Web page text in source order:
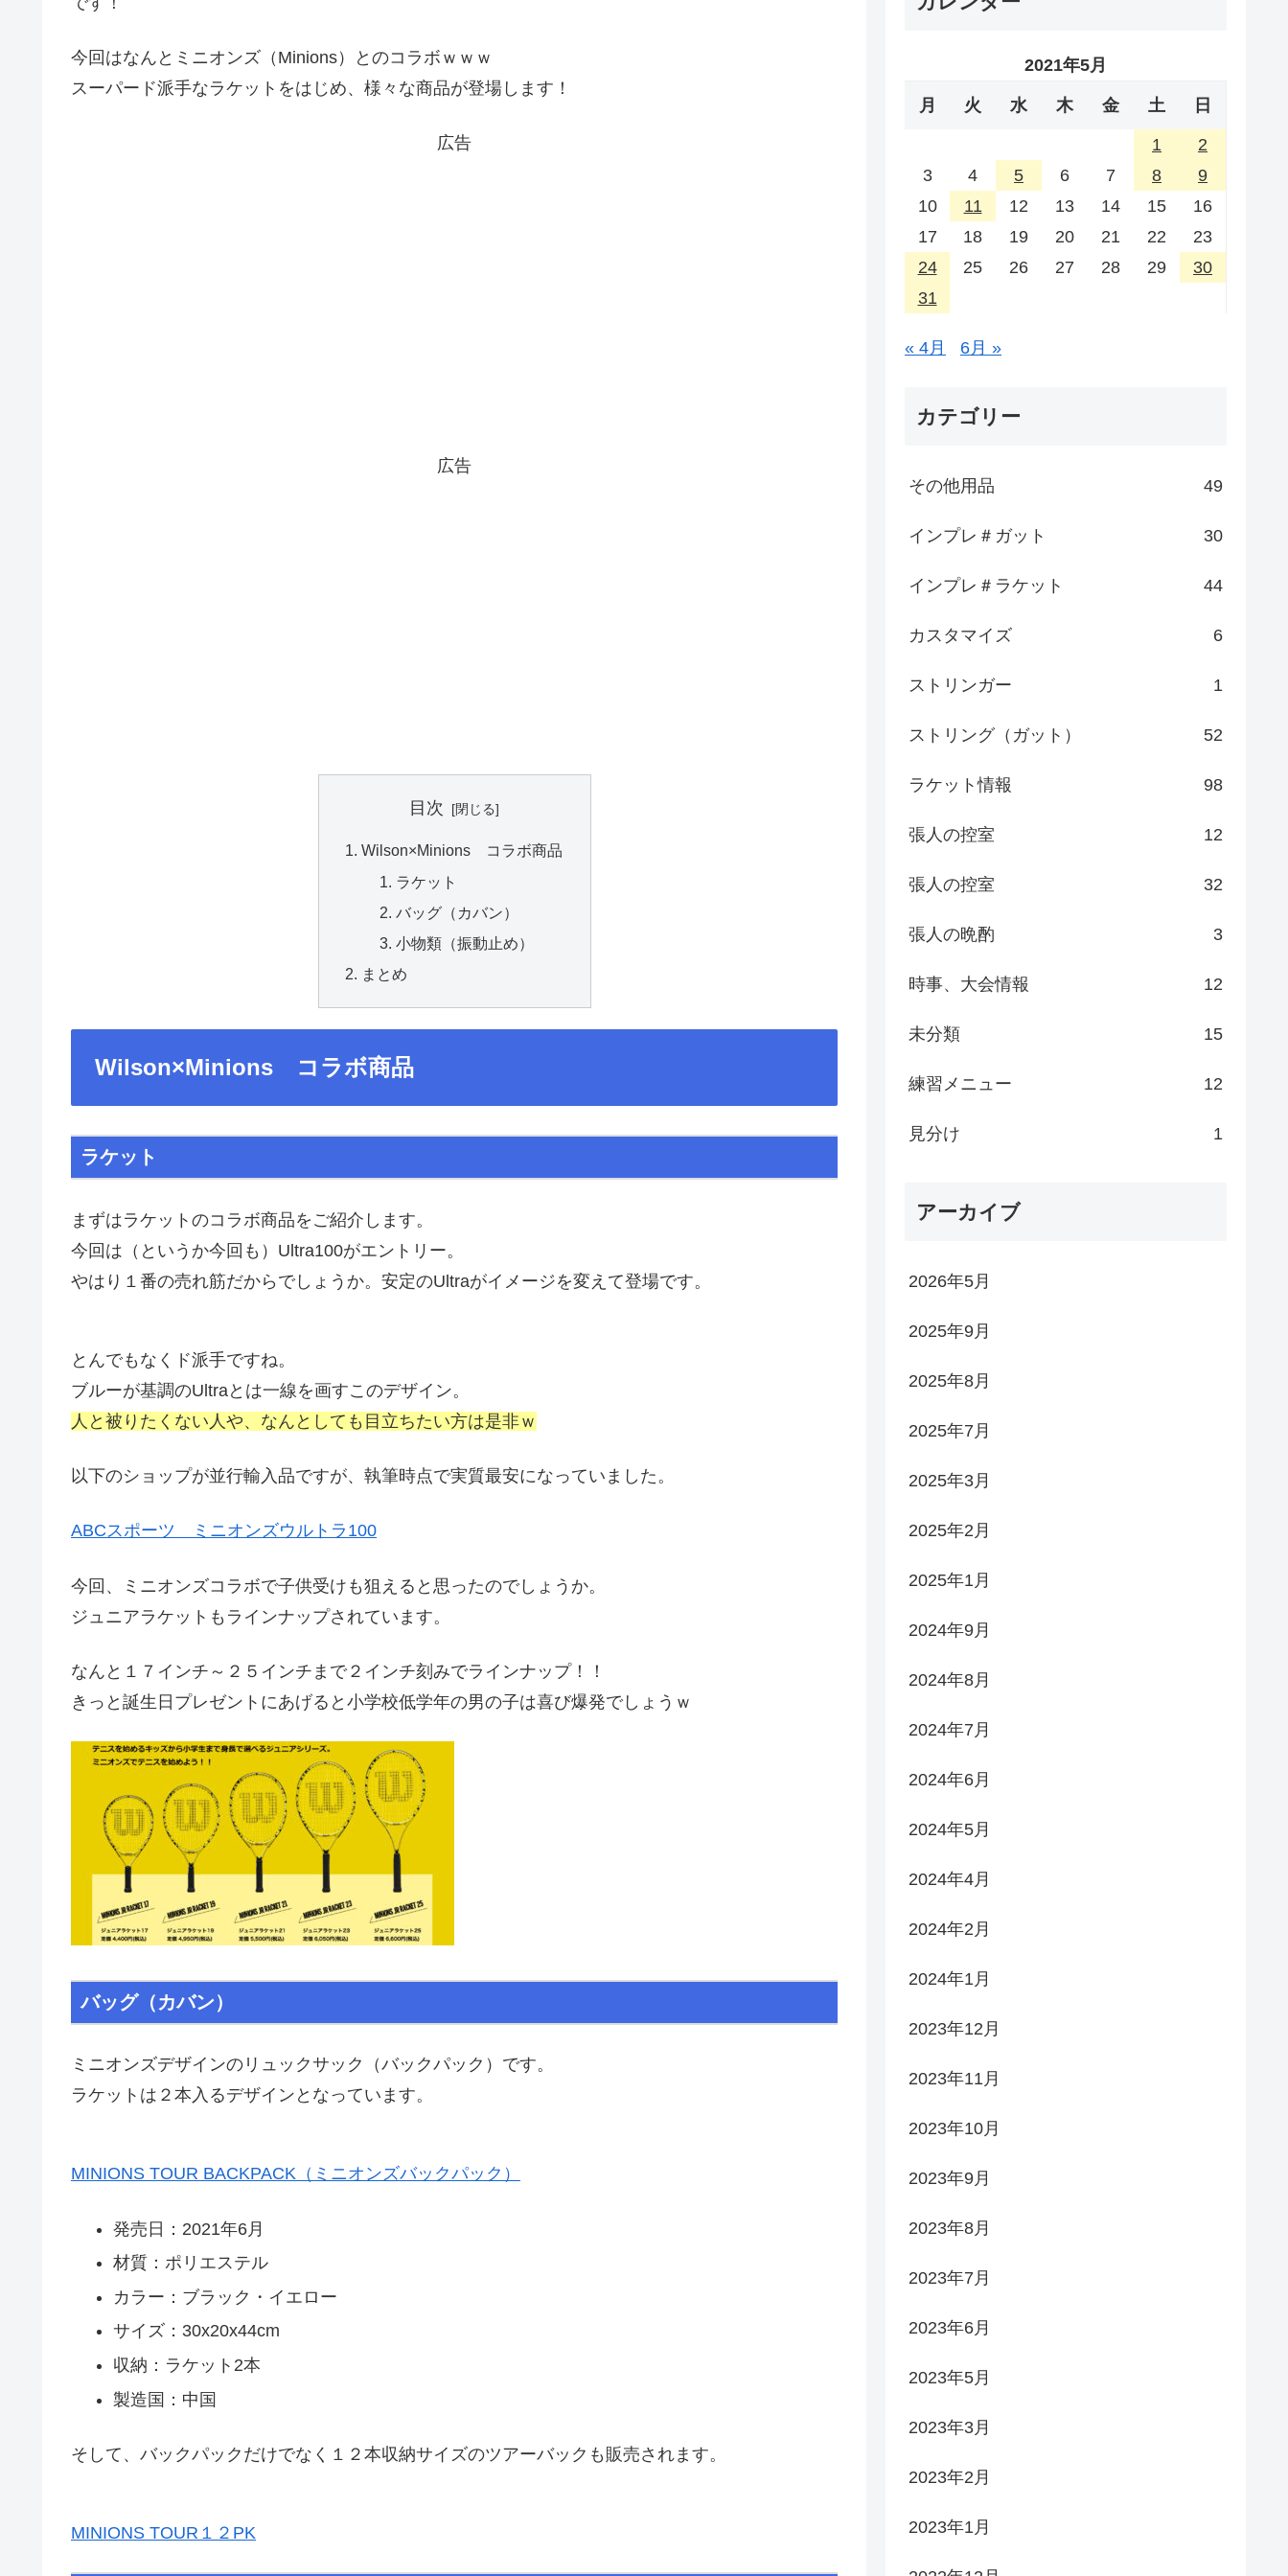
今回はなんとミニオンズ（Minions）とのコラボｗｗｗ
スーパード派手なラケットをはじめ、様々な商品が登場します！
広告
広告
目次
Wilson×Minions コラボ商品
ラケット
バッグ（カバン）
小物類（振動止め）
まとめ
Wilson×Minions コラボ商品
ラケット
まずはラケットのコラボ商品をご紹介します。
今回は（というか今回も）Ultra100がエントリー。
やはり１番の売れ筋だからでしょうか。安定のUltraがイメージを変えて登場です。
とんでもなくド派手ですね。
ブルーが基調のUltraとは一線を画すこのデザイン。
人と被りたくない人や、なんとしても目立ちたい方は是非ｗ
以下のショップが並行輸入品ですが、執筆時点で実質最安になっていました。
ABCスポーツ ミニオンズウルトラ100
今回、ミニオンズコラボで子供受けも狙えると思ったのでしょうか。
ジュニアラケットもラインナップされています。
なんと１７インチ～２５インチまで２インチ刻みでラインナップ！！
きっと誕生日プレゼントにあげると小学校低学年の男の子は喜び爆発でしょうｗ
バッグ（カバン）
ミニオンズデザインのリュックサック（バックパック）です。
ラケットは２本入るデザインとなっています。
MINIONS TOUR BACKPACK（ミニオンズバックパック）
発売日：2021年6月
材質：ポリエステル
カラー：ブラック・イエロー
サイズ：30x20x44cm
収納：ラケット2本
製造国：中国
そして、バックパックだけでなく１２本収納サイズのツアーバックも販売されます。
MINIONS TOUR１２PK
2021年5月
月 火 水 木 金 土 日
1
2
3
4 5 6 7 8
9
10
11 12 13 14 15
16
17
18 19 20 21 22
23
24
25 26 27 28 29
30
31
« 4月 6月 »
カテゴリー
その他用品 49
インプレ＃ガット 30
インプレ＃ラケット 44
カスタマイズ 6
ストリンガー 1
ストリング（ガット） 52
ラケット情報 98
張人の控室 12
張人の控室 32
張人の晩酌 3
時事、大会情報 12
未分類 15
練習メニュー 12
見分け 1
アーカイブ
2026年5月
2025年9月
2025年8月
2025年7月
2025年3月
2025年2月
2025年1月
2024年9月
2024年8月
2024年7月
2024年6月
2024年5月
2024年4月
2024年2月
2024年1月
2023年12月
2023年11月
2023年10月
2023年9月
2023年8月
2023年7月
2023年6月
2023年5月
2023年3月
2023年2月
2023年1月